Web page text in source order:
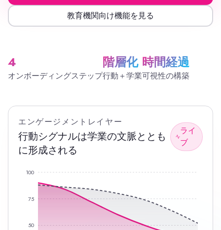
教育機関向け機能を見る
4
オンボーディングステップ
階層化
行動＋学業
時間経過
可視性の構築
エンゲージメントレイヤー
行動シグナルは学業の文脈ととも
に形成される
ライ
ブ
50
75
100